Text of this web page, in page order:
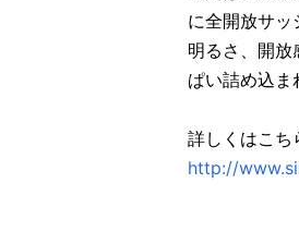
に全開放サッ
明るさ、開放
ぱい詰め込ま
詳しくはこち
http://